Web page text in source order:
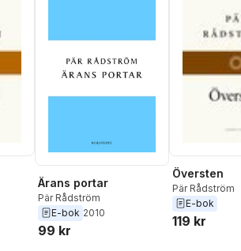
Ärans portar
Pär Rådström
E-bok 2010
99 kr
Översten
Pär Rådström
E-bok
119 kr